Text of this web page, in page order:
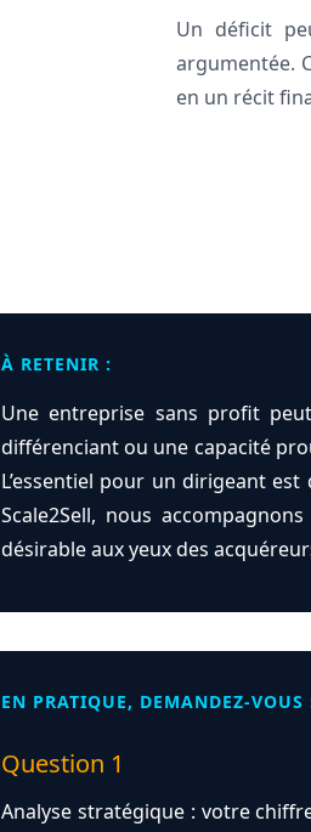
Un déficit
argumentée.
en un récit
À RETENIR :
Une entreprise sans profit
différenciant ou une capacité
L’essentiel pour un dirigeant
Scale2Sell, nous
désirable aux yeux des
EN PRATIQUE, DEMANDEZ-VOUS
Question 1
Analyse stratégique : votre